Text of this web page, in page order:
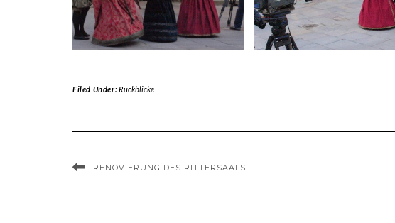
Filed Under:Rückblicke
RENOVIERUNG DES RITTERSAALS